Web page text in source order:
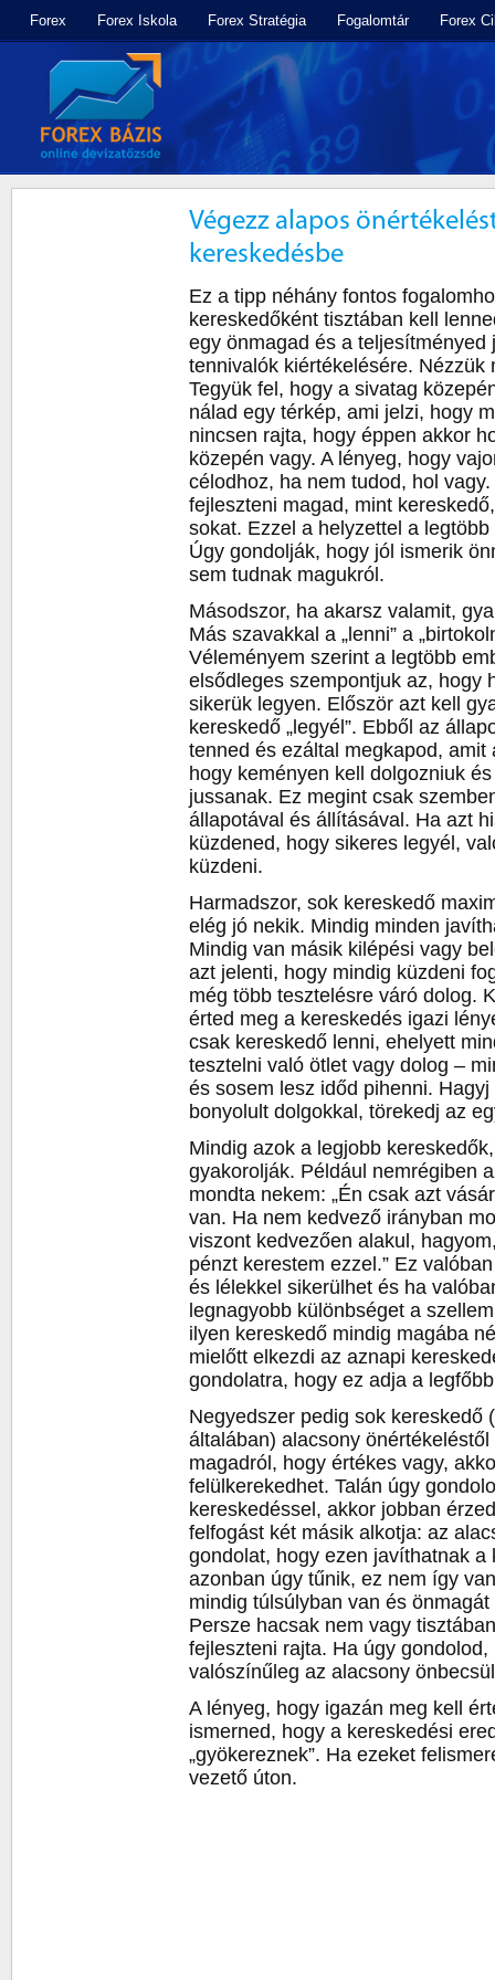
Forex Forex Iskola Forex Stratégia Fogalomtár Forex
Végezz alapos
kereskedésbe
Ez a tipp néhány fontos
kereskedőként tisztában kell
egy önmagad és a teljesítményed
tennivalók kiértékelésére. Nézzük
Tegyük fel, hogy a sivatag
nálad egy térkép, ami jelzi, hogy
nincsen rajta, hogy éppen akkor
közepén vagy. A lényeg, hogy
célodhoz, ha nem tudod, hol
fejleszteni magad, mint
sokat. Ezzel a helyzettel a
Úgy gondolják, hogy jól ismerik
sem tudnak magukról.
Másodszor, ha akarsz valamit,
Más szavakkal a „lenni” a
Véleményem szerint a legtöbb
elsődleges szempontjuk az, hogy
sikerük legyen. Először azt kell
kereskedő „legyél”. Ebből az
tenned és ezáltal megkapod,
hogy keményen kell dolgozniuk
jussanak. Ez megint csak
állapotával és állításával. Ha azt
küzdened, hogy sikeres legyél,
küzdeni.
Harmadszor, sok kereskedő
elég jó nekik. Mindig minden
Mindig van másik kilépési vagy
azt jelenti, hogy mindig küzdeni
még több tesztelésre váró dolog.
érted meg a kereskedés igazi
csak kereskedő lenni, ehelyett
tesztelni való ötlet vagy dolog –
és sosem lesz időd pihenni.
bonyolult dolgokkal, törekedj az
Mindig azok a legjobb
gyakorolják. Például nemrégiben
mondta nekem: „Én csak azt
van. Ha nem kedvező irányban
viszont kedvezően alakul,
pénzt kerestem ezzel.” Ez
és lélekkel sikerülhet és ha
legnagyobb különbséget a
ilyen kereskedő mindig magába
mielőtt elkezdi az aznapi
gondolatra, hogy ez adja a
Negyedszer pedig sok kereskedő
általában) alacsony
magadról, hogy értékes vagy,
felülkerekedhet. Talán úgy
kereskedéssel, akkor jobban
felfogást két másik alkotja: az
gondolat, hogy ezen javíthatnak
azonban úgy tűnik, ez nem így
mindig túlsúlyban van és
Persze hacsak nem vagy
fejleszteni rajta. Ha úgy
valószínűleg az alacsony
A lényeg, hogy igazán meg kell
ismerned, hogy a kereskedési
„gyökereznek”. Ha ezeket
vezető úton.